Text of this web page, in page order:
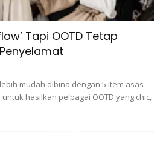
Ads
Tapi OOTD Tetap
mudah dibina dengan 5 item asas
hasilkan pelbagai OOTD yang chic,